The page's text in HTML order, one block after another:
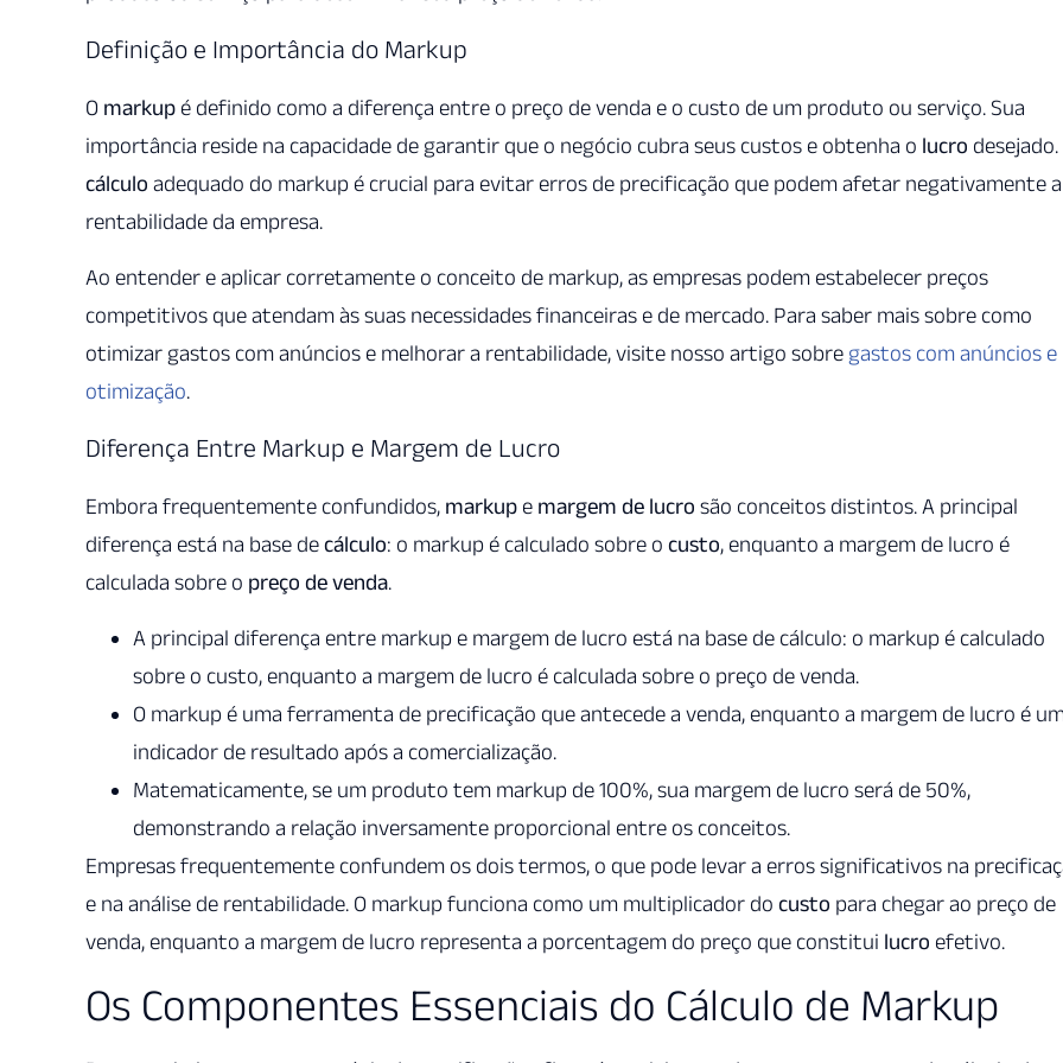
Definição e Importância do Markup
O markup é definido como a diferença entre o preço de venda e o custo de um produto ou serviço. Sua
importância reside na capacidade de garantir que o negócio cubra seus custos e obtenha o lucro desejado.
cálculo adequado do markup é crucial para evitar erros de precificação que podem afetar negativamente a
rentabilidade da empresa.
Ao entender e aplicar corretamente o conceito de markup, as empresas podem estabelecer preços
competitivos que atendam às suas necessidades financeiras e de mercado. Para saber mais sobre como
otimizar gastos com anúncios e melhorar a rentabilidade, visite nosso artigo sobre gastos com anúncios e
otimização.
Diferença Entre Markup e Margem de Lucro
Embora frequentemente confundidos, markup e margem de lucro são conceitos distintos. A principal
diferença está na base decálculo: o markup é calculado sobre o custo, enquanto a margem de lucro é
calculada sobre o preço de venda.
A principal diferença entre markup e margem de lucro está na base de cálculo: o markup é calculado
sobre o custo, enquanto a margem de lucro é calculada sobre o preço de venda.
O markup é uma ferramenta de precificação que antecede a venda, enquanto a margem de lucro é
indicador de resultado após a comercialização.
Matematicamente, se um produto tem markup de 100%, sua margem de lucro será de 50%,
demonstrando a relação inversamente proporcional entre os conceitos.
Empresas frequentemente confundem os dois termos, o que pode levar a erros significativos na
e na análise de rentabilidade. O markup funciona como um multiplicador do custo para chegar ao preço de
venda, enquanto a margem de lucro representa a porcentagem do preço que constitui lucro efetivo.
Os Componentes Essenciais do Cálculo de Markup